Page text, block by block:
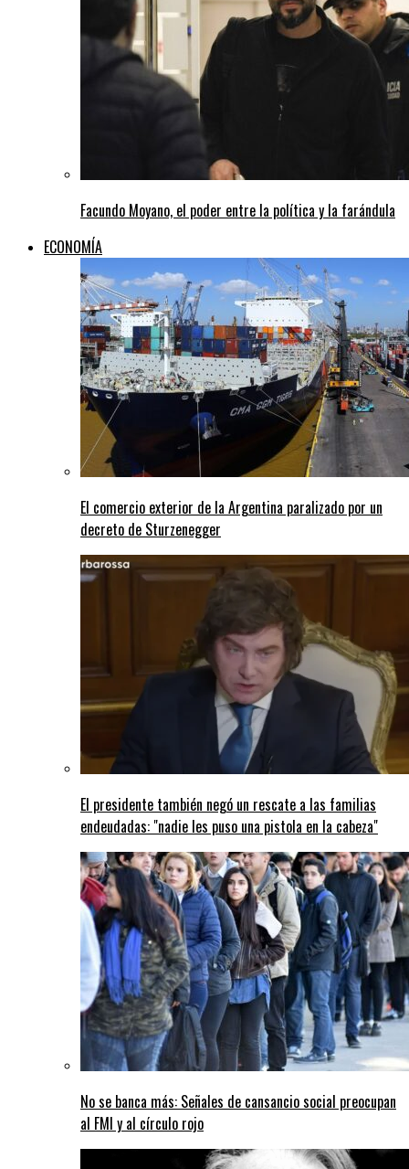
Facundo Moyano, el poder entre la política y la farándula
ECONOMÍA
El comercio exterior de la Argentina paralizado por un
decreto de Sturzenegger
El presidente también negó un rescate a las familias
endeudadas: "nadie les puso una pistola en la cabeza"
No se banca más: Señales de cansancio social preocupan
al FMI y al círculo rojo